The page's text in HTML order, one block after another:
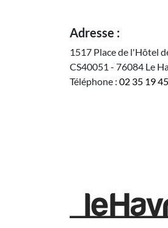
Adresse :
1517 Place de l'Hôtel
CS40051 - 76084 Le
Téléphone : 02 35 19